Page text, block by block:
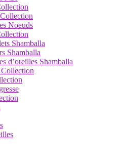
Noeuds
Shamballa
Shamballa
d’oreilles Shamballa